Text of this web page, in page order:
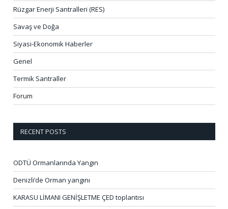
Rüzgar Enerji Santralleri (RES)
Savaş ve Doğa
Siyasi-Ekonomik Haberler
Genel
Termik Santraller
Forum
RECENT POSTS
ODTÜ Ormanlarında Yangın
Denizli’de Orman yangını
KARASU LİMANI GENİŞLETME ÇED toplantısı